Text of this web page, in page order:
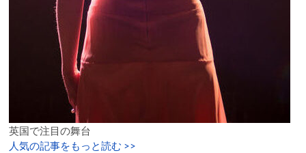
英国で注目の舞台
人気の記事をもっと読む >>